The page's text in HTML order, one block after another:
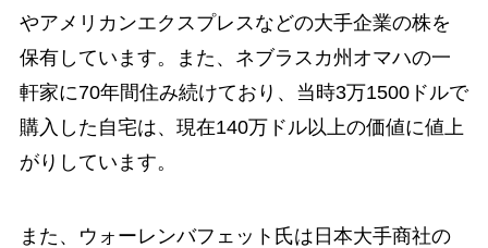
やアメリカンエクスプレスなどの大手企業の株を
保有しています。また、ネブラスカ州オマハの一
軒家に70年間住み続けており、当時3万1500ドルで
購入した自宅は、現在140万ドル以上の価値に値上
がりしています。
また、ウォーレンバフェット氏は日本大手商社の